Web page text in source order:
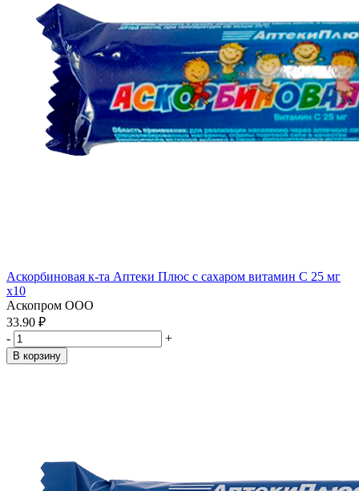
Аскорбиновая к-та Аптеки Плюс с сахаром витамин С 25 мг
x10
Аскопром ООО
33.90 ₽
-
+
В корзину